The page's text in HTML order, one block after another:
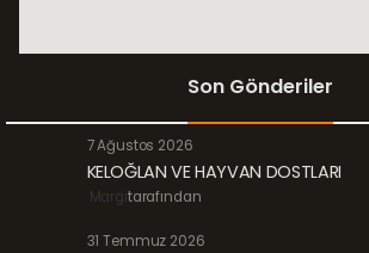
Son Gönderiler
7 Ağustos 2026
KELOĞLAN VE HAYVAN DOSTLARI
Margitarafından
31 Temmuz 2026